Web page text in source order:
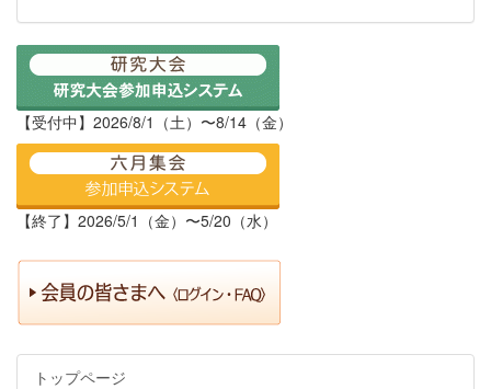
【受付中】2026/8/1（土）〜8/14（金）
【終了】2026/5/1（金）〜5/20（水）
トップページ